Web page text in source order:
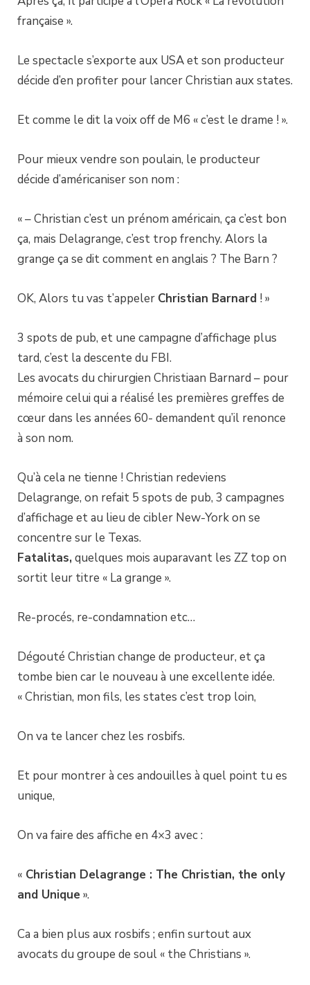
française ».
Le spectacle s’exporte aux USA et son producteur
décide d’en profiter pour lancer Christian aux states.
Et comme le dit la voix off de M6 « c’est le drame ! ».
Pour mieux vendre son poulain, le producteur
décide d’américaniser son nom :
« – Christian c’est un prénom américain, ça c’est bon
ça, mais Delagrange, c’est trop frenchy. Alors la
grange ça se dit comment en anglais ? The Barn ?
OK, Alors tu vas t’appeler Christian Barnard ! »
3 spots de pub, et une campagne d’affichage plus
tard, c’est la descente du FBI.
Les avocats du chirurgien Christiaan Barnard – pour
mémoire celui qui a réalisé les premières greffes de
cœur dans les années 60- demandent qu’il renonce
à son nom.
Qu’à cela ne tienne ! Christian redeviens
Delagrange, on refait 5 spots de pub, 3 campagnes
d’affichage et au lieu de cibler New-York on se
concentre sur le Texas.
Fatalitas,quelques mois auparavant les ZZ top on
sortit leur titre « La grange ».
Re-procés, re-condamnation etc…
Dégouté Christian change de producteur, et ça
tombe bien car le nouveau à une excellente idée.
« Christian, mon fils, les states c’est trop loin,
On va te lancer chez les rosbifs.
Et pour montrer à ces andouilles à quel point tu es
unique,
On va faire des affiche en 4×3 avec :
« Christian Delagrange : The Christian, the only
and Unique».
Ca a bien plus aux rosbifs ; enfin surtout aux
avocats du groupe de soul « the Christians ».